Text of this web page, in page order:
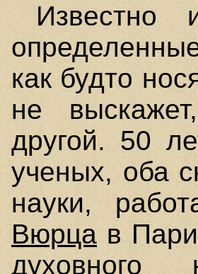
Известно
как будто
не
другой. 50
ученых, оба
науки,
Вюрца в
духовного